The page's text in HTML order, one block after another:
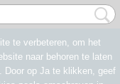
te verbeteren, om het
naar behoren te laten
Door op Ja te klikken, geef